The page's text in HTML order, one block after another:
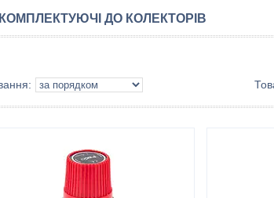
КОМПЛЕКТУЮЧІ ДО КОЛЕКТОРІВ